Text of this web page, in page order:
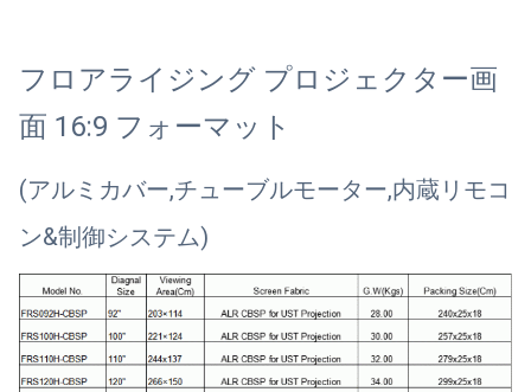
フロアライジング プロジェクター画
面 16:9 フォーマット
(アルミカバー,チューブルモーター,内蔵リモコ
ン&制御システム)